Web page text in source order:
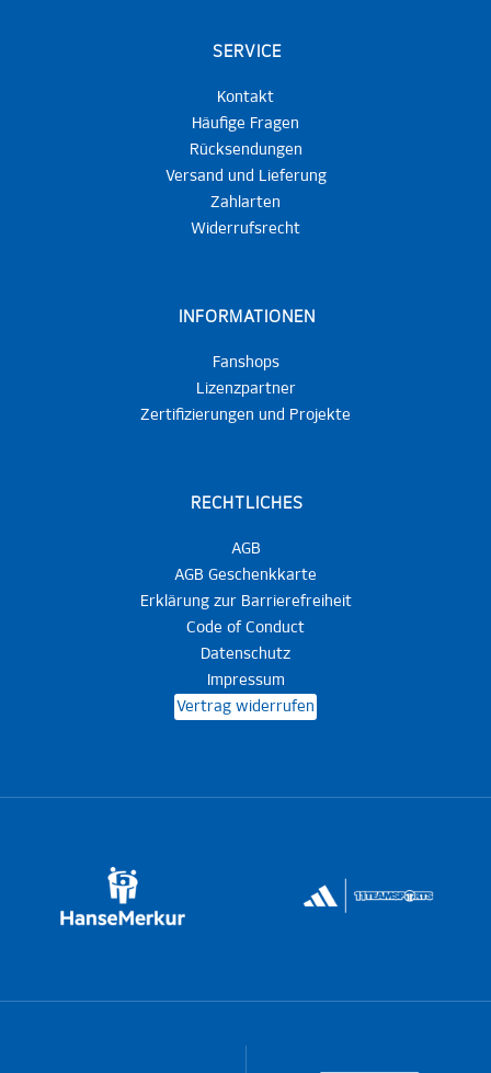
SERVICE
Kontakt
Häufige Fragen
Rücksendungen
Versand und Lieferung
Zahlarten
Widerrufsrecht
INFORMATIONEN
Fanshops
Lizenzpartner
Zertifizierungen und Projekte
RECHTLICHES
AGB
AGB Geschenkkarte
Erklärung zur Barrierefreiheit
Code of Conduct
Datenschutz
Impressum
Vertrag widerrufen